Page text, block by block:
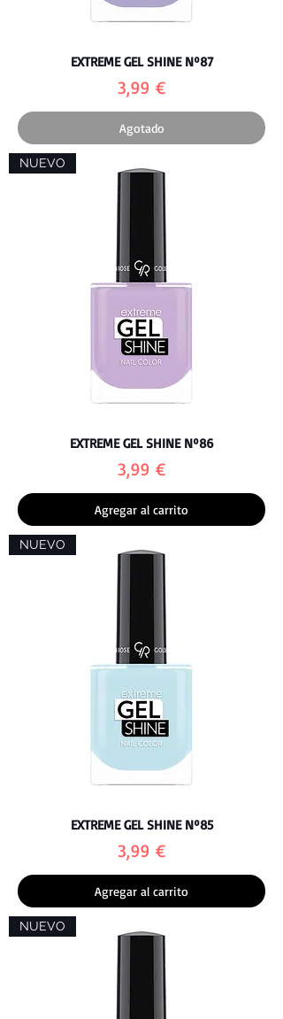
EXTREME GEL SHINE Nº87
Precio
3,99 €
Agotado
NUEVO
EXTREME GEL SHINE Nº86
Precio
3,99 €
Agregar al carrito
NUEVO
EXTREME GEL SHINE Nº85
Precio
3,99 €
Agregar al carrito
NUEVO